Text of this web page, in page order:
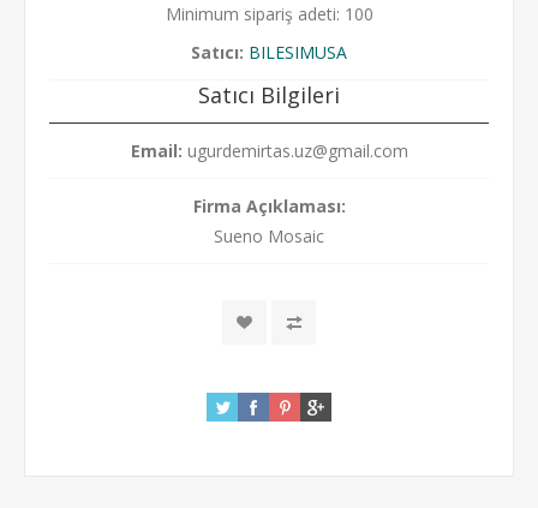
Minimum sipariş adeti: 100
Satıcı: BILESIMUSA
Satıcı Bilgileri
Email: ugurdemirtas.uz@gmail.com
Firma Açıklaması:
Sueno Mosaic